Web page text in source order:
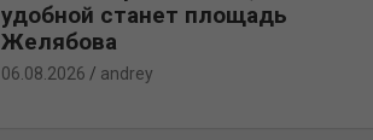
удобной станет площадь
Желябова
06.08.2026 andrey